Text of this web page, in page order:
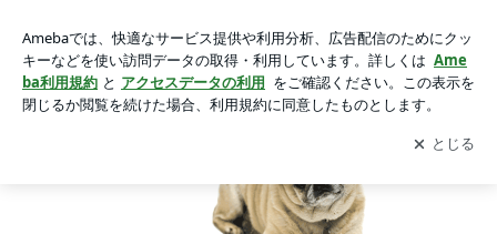
アプリをダウンロードして ブログの更新通知
を受け取りまし
ょう。
開く